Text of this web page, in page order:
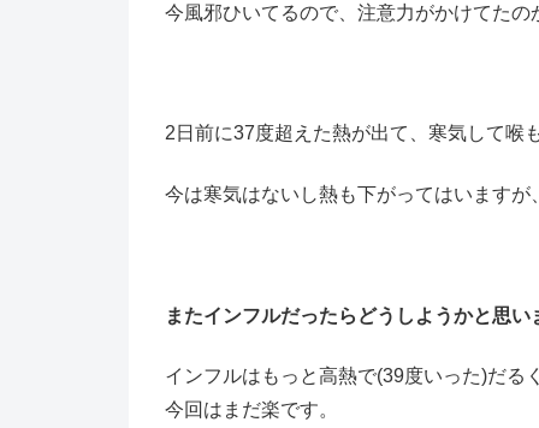
今風邪ひいてるので、注意力がかけてた
2日前に37度超えた熱が出て、寒気して喉
今は寒気はないし熱も下がってはいます
またインフルだったらどうしようかと思い
インフルはもっと高熱で(39度いった)だる
今回はまだ楽です。